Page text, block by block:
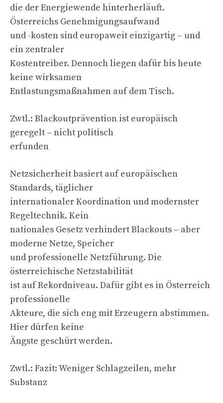
die der Energiewende hinterherläuft.
Österreichs Genehmigungsaufwand
und -kosten sind europaweit einzigartig – und
ein zentraler
Kostentreiber. Dennoch liegen dafür bis heute
keine wirksamen
Entlastungsmaßnahmen auf dem Tisch.
Zwtl.: Blackoutprävention ist europäisch
geregelt – nicht politisch
erfunden
Netzsicherheit basiert auf europäischen
Standards, täglicher
internationaler Koordination und modernster
Regeltechnik. Kein
nationales Gesetz verhindert Blackouts – aber
moderne Netze, Speicher
und professionelle Netzführung. Die
österreichische Netzstabilität
ist auf Rekordniveau. Dafür gibt es in Österreich
professionelle
Akteure, die sich eng mit Erzeugern abstimmen.
Hier dürfen keine
Ängste geschürt werden.
Zwtl.: Fazit: Weniger Schlagzeilen, mehr
Substanz